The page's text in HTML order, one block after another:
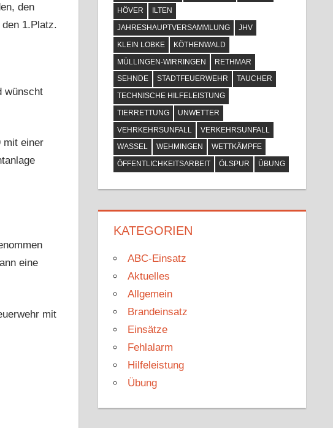
den
1.Platz.
wünscht
mit einer
eine
mit
HÖVER
ILTEN
JAHRESHAUPTVERSAMMLUNG
JHV
KLEIN LOBKE
KÖTHENWALD
MÜLLINGEN-WIRRINGEN
RETHMAR
SEHNDE
STADTFEUERWEHR
TAUCHER
TECHNISCHE HILFELEISTUNG
TIERRETTUNG
UNWETTER
VEHRKEHRSUNFALL
VERKEHRSUNFALL
WASSEL
WEHMINGEN
WETTKÄMPFE
ÖFFENTLICHKEITSARBEIT
ÖLSPUR ÜBUNG
KATEGORIEN
ABC-Einsatz
Aktuelles
Allgemein
Brandeinsatz
Einsätze
Fehlalarm
Hilfeleistung
Übung